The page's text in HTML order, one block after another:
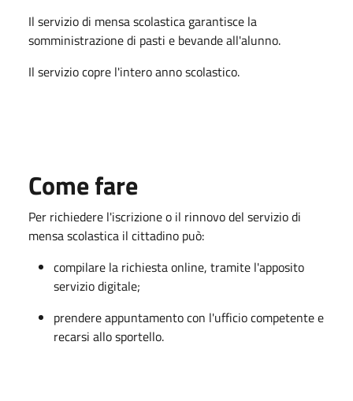
Il servizio di mensa scolastica garantisce la
somministrazione di pasti e bevande all'alunno.
Il servizio copre l'intero anno scolastico.
Come fare
Per richiedere l'iscrizione o il rinnovo del servizio di
mensa scolastica il cittadino può:
compilare la richiesta online, tramite l'apposito
servizio digitale;
prendere appuntamento con l'ufficio competente e
recarsi allo sportello.